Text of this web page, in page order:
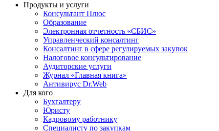
Продукты и услуги
Консультант Плюс
Образование
Электронная отчетность «СБИС»
Управленческий консалтинг
Консалтинг в сфере регулируемых закупок
Налоговое консультирование
Аудиторские услуги
Журнал «Главная книга»
Антивирус Dr.Web
Для кого
Бухгалтеру
Юристу
Кадровому работнику
Специалисту по закупкам